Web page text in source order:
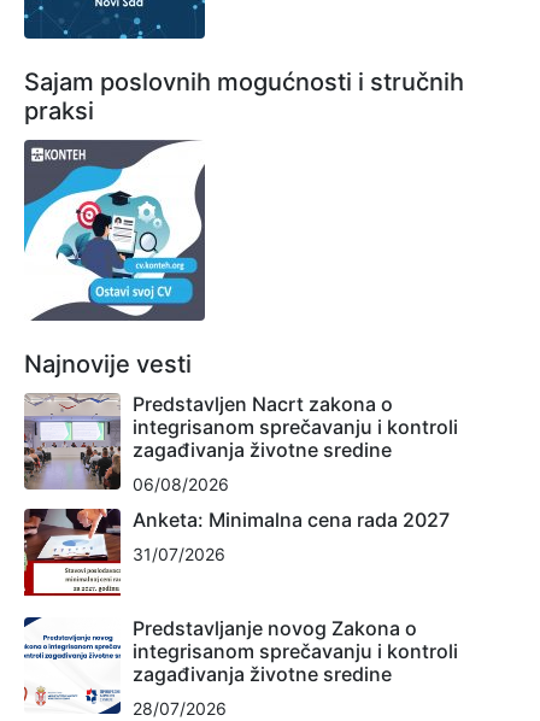
Sajam poslovnih mogućnosti i stručnih
praksi
Najnovije vesti
Predstavljen Nacrt zakona o
integrisanom sprečavanju i kontroli
zagađivanja životne sredine
06/08/2026
Anketa: Minimalna cena rada 2027
31/07/2026
Predstavljanje novog Zakona o
integrisanom sprečavanju i kontroli
zagađivanja životne sredine
28/07/2026